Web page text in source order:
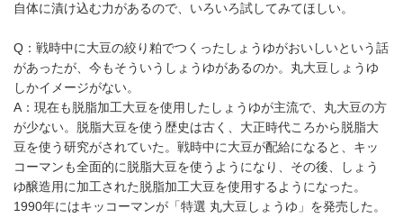
自体に漬け込む力があるので、いろいろ試してみてほしい。
Q：戦時中に大豆の絞り粕でつくったしょうゆがおいしいという話
があったが、今もそういうしょうゆがあるのか。丸大豆しょうゆ
しかイメージがない。
A：現在も脱脂加工大豆を使用したしょうゆが主流で、丸大豆の方
が少ない。脱脂大豆を使う歴史は古く、大正時代ころから脱脂大
豆を使う研究がされていた。戦時中に大豆が配給になると、キッ
コーマンも全面的に脱脂大豆を使うようになり、その後、しょう
ゆ醸造用に加工された脱脂加工大豆を使用するようになった。
1990年にはキッコーマンが「特選 丸大豆しょうゆ」を発売した。